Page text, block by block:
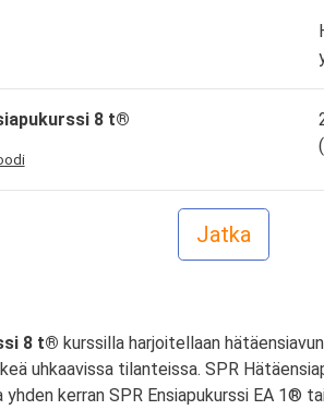
8 t®
8 t® kurssilla harjoitellaan
uhkaavissa tilanteissa. SPR
kerran SPR Ensiapukurssi EA 1®